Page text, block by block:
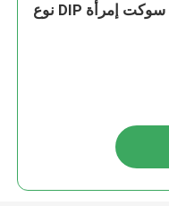
9Pin USB3.1 سوكت إمرأة DIP نوع